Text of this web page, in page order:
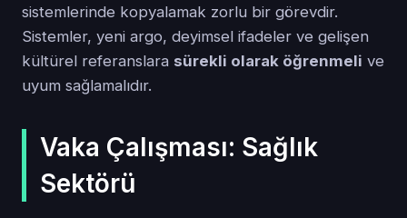
sistemlerinde kopyalamak zorlu bir görevdir.
Sistemler, yeni argo, deyimsel ifadeler ve gelişen
kültürel referanslara sürekli olarak öğrenmeli ve
uyum sağlamalıdır.
Vaka Çalışması: Sağlık
Sektörü